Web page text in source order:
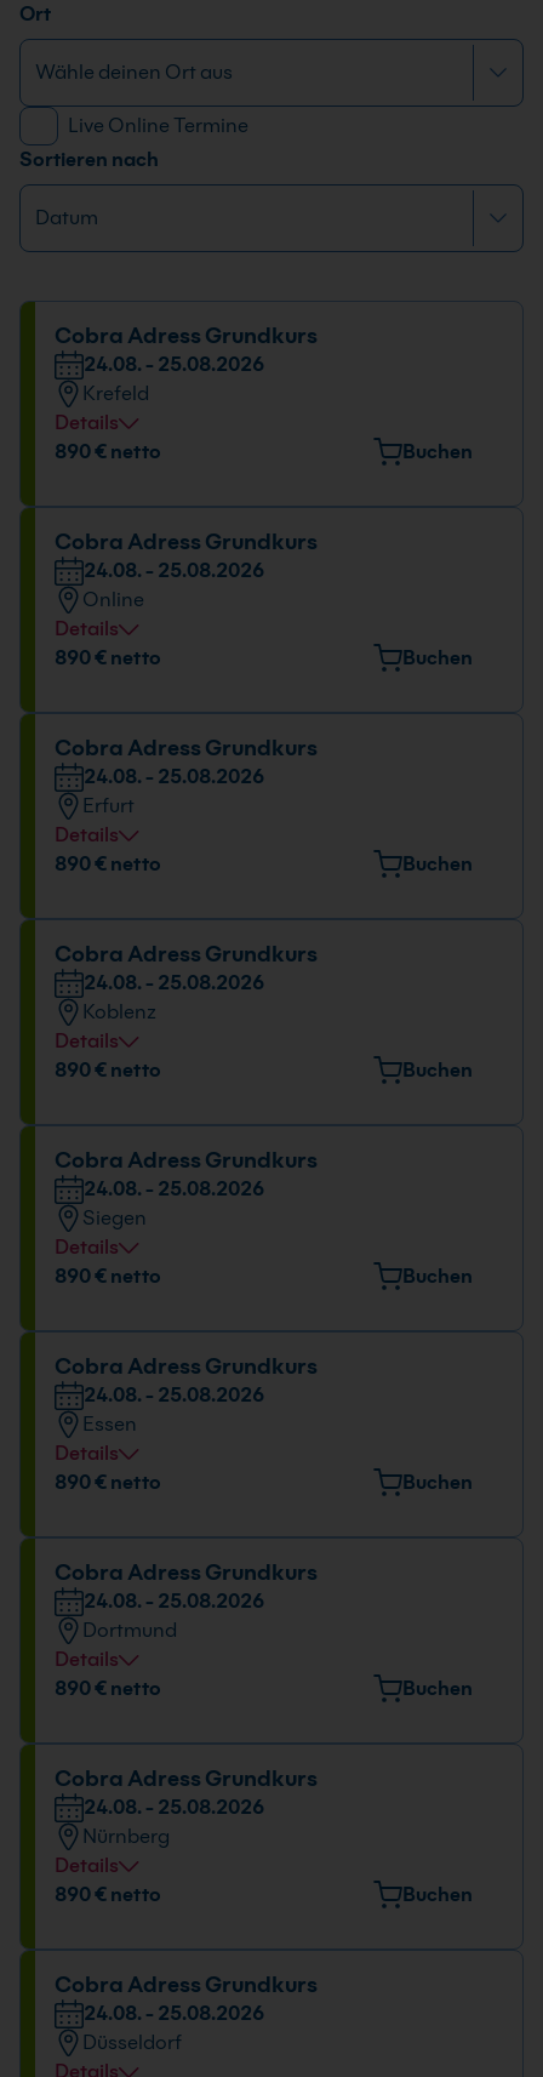
Ort
Live Online Termine
Sortieren nach
Cobra Adress Grundkurs
24.08. - 25.08.2026
Krefeld
Details
Veranstaltungsort
Datum und Uhrzeit
24.08. - 25.08.2026
09:00 - 16:00 Uhr
890 € netto Buchen
Cobra Adress Grundkurs
24.08. - 25.08.2026
Online
Details
Datum und Uhrzeit
890 € netto Buchen
Cobra Adress Grundkurs
24.08. - 25.08.2026
Erfurt
Details
Veranstaltungsort
Datum und Uhrzeit
24.08. - 25.08.2026
09:00 - 16:00 Uhr
890 € netto Buchen
Cobra Adress Grundkurs
24.08. - 25.08.2026
Koblenz
Details
Veranstaltungsort
Datum und Uhrzeit
24.08. - 25.08.2026
09:00 - 16:00 Uhr
890 € netto Buchen
Cobra Adress Grundkurs
24.08. - 25.08.2026
Siegen
Details
Veranstaltungsort
Datum und Uhrzeit
24.08. - 25.08.2026
09:00 - 16:00 Uhr
890 € netto Buchen
Cobra Adress Grundkurs
24.08. - 25.08.2026
Essen
Details
Veranstaltungsort
Datum und Uhrzeit
24.08. - 25.08.2026
09:00 - 16:00 Uhr
890 € netto Buchen
Cobra Adress Grundkurs
24.08. - 25.08.2026
Dortmund
Details
Veranstaltungsort
Datum und Uhrzeit
24.08. - 25.08.2026
09:00 - 16:00 Uhr
890 € netto Buchen
Cobra Adress Grundkurs
24.08. - 25.08.2026
Nürnberg
Details
Veranstaltungsort
Datum und Uhrzeit
24.08. - 25.08.2026
09:00 - 16:00 Uhr
890 € netto Buchen
Cobra Adress Grundkurs
24.08. - 25.08.2026
Düsseldorf
Details